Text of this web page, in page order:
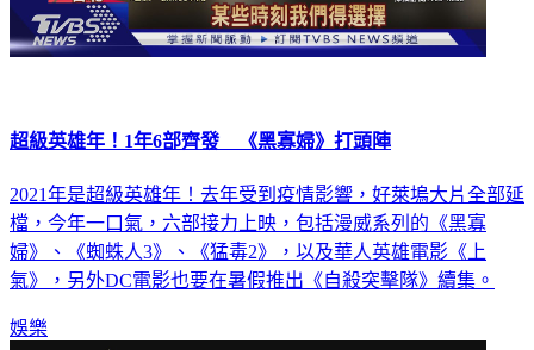
超級英雄年！1年6部齊發 《黑寡婦》打頭陣
2021年是超級英雄年！去年受到疫情影響，好萊塢大片全部延
檔，今年一口氣，六部接力上映，包括漫威系列的《黑寡
婦》、《蜘蛛人3》、《猛毒2》，以及華人英雄電影《上
氣》，另外DC電影也要在暑假推出《自殺突擊隊》續集。
娛樂